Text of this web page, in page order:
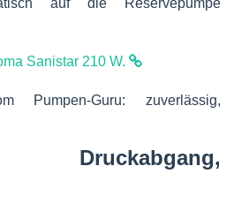
auf die Reservepumpe
Sanistar 210 W.
Pumpen-Guru: zuverlässig,